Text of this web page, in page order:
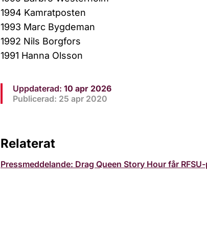
1994 Kamratposten
1993 Marc Bygdeman
1992 Nils Borgfors
1991 Hanna Olsson
Uppdaterad: 10 apr 2026
Publicerad: 25 apr 2020
Relaterat
Pressmeddelande: Drag Queen Story Hour får